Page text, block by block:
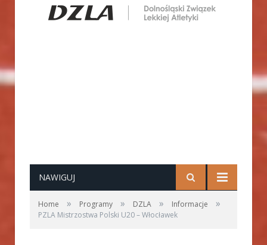
NAWIGUJ
Home » Programy » DZLA » Informacje »
PZLA Mistrzostwa Polski U20 – Włocławek